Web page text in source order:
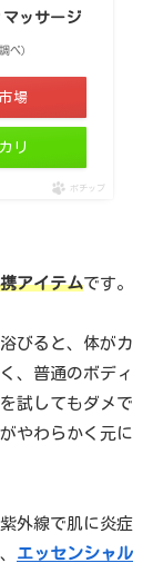
マッサージ
べ）
場
リ
ポチップ
アイテムです。
びると、体がカ
、普通のボディ
試してもダメで
やわらかく元に
外線で肌に炎症
エッセンシャル